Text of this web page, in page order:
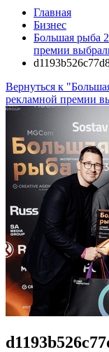
Главная
Бизнес
Большая рыба
премии
Вернуться к
рекламной премии